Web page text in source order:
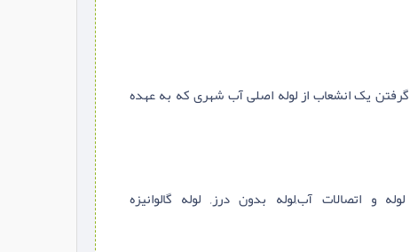
یک انشعاب از لوله اصلی آب شهری که به عهده
و اتصالات آب,لوله بدون درز, لوله گالوانیزه